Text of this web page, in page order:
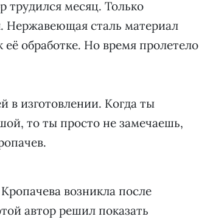
трудился месяц. Только
Нержавеющая сталь материал
обработке. Но время пролетело
в изготовлении. Когда ты
то ты просто не замечаешь,
возникла после
автор решил показать